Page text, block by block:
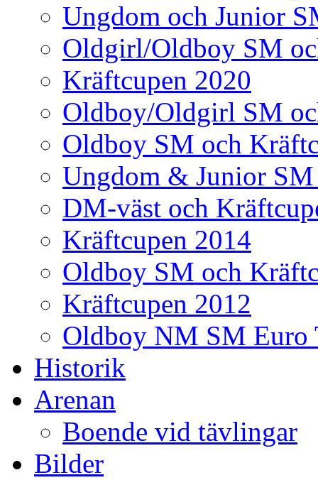
Ungdom och Junior
Oldgirl/Oldboy SM
Kräftcupen 2020
Oldboy/Oldgirl SM
Oldboy SM och
Ungdom & Junior
DM-väst och
Kräftcupen 2014
Oldboy SM och
Kräftcupen 2012
Oldboy NM SM Euro
Historik
Arenan
Boende vid tävlingar
Bilder